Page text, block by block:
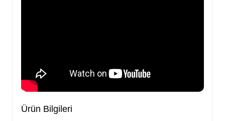
Ürün Bilgileri